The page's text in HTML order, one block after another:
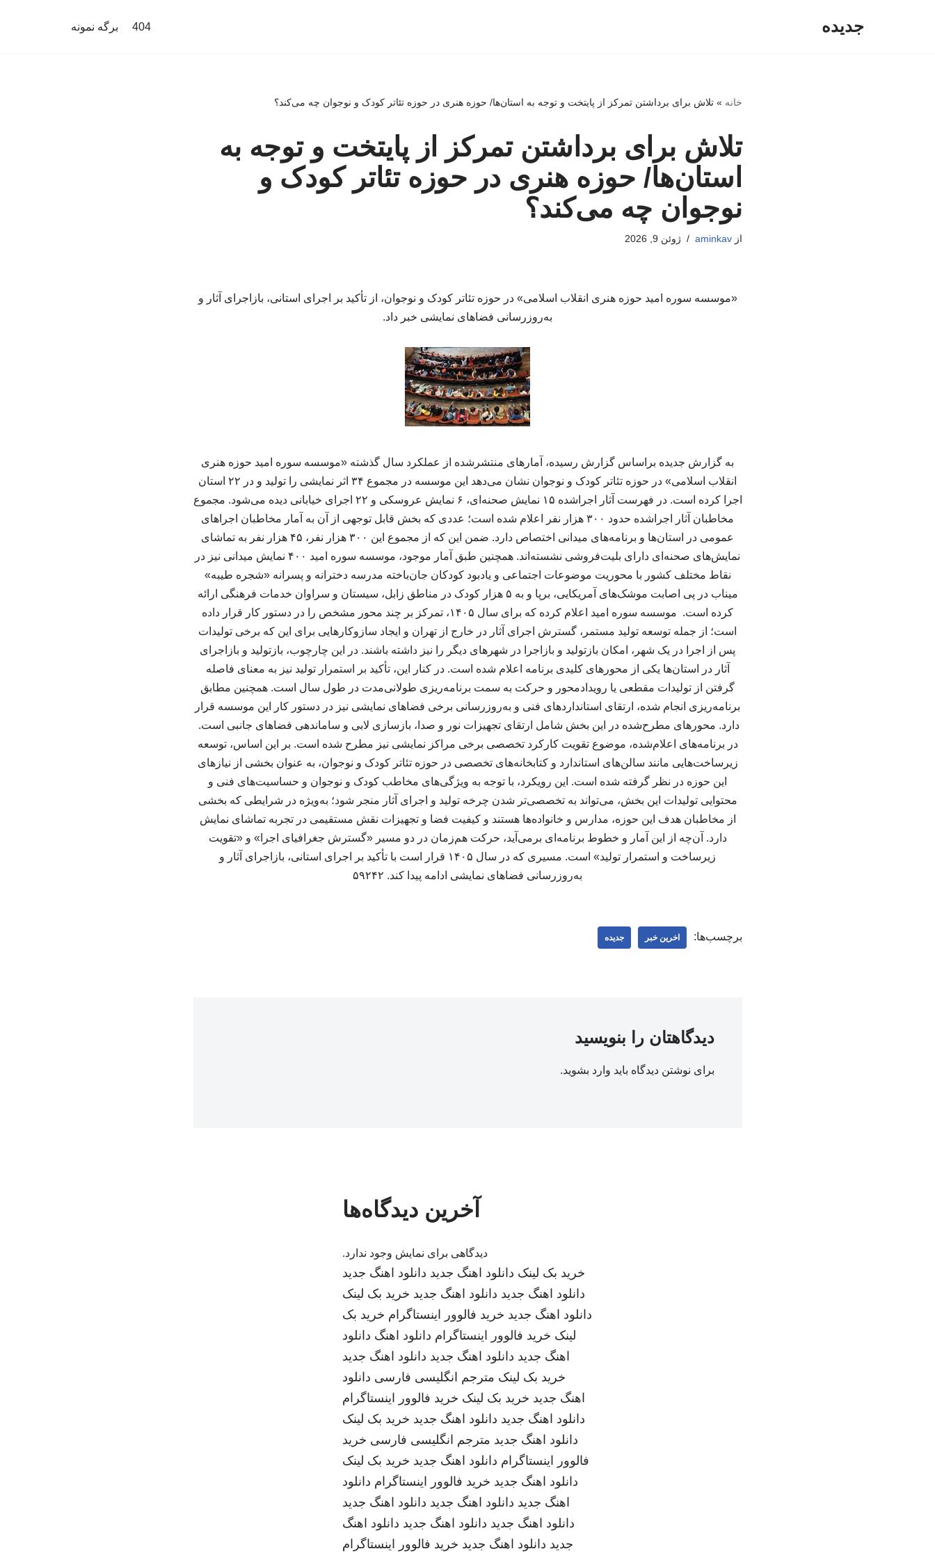
جدیده 404 برگه نمونه
خانه »تلاش برای برداشتن تمرکز از پایتخت و توجه به استان‌ها/ حوزه هنری در حوزه تئاتر کودک و نوجوان چه می‌کند؟
تلاش برای برداشتن تمرکز از پایتخت و توجه به
استان‌ها/ حوزه هنری در حوزه تئاتر کودک و
نوجوان چه می‌کند؟
ازaminkav ژوئن 9, 2026
«موسسه سوره امید حوزه هنری انقلاب اسلامی» در حوزه تئاتر کودک و نوجوان، از تأکید بر اجرای استانی، بازاجرای آثار و
به‌روزرسانی فضاهای نمایشی خبر داد.
به گزارش جدیده براساس گزارش رسیده، آمارهای منتشرشده از عملکرد سال گذشته «موسسه سوره امید حوزه هنری
انقلاب اسلامی» در حوزه تئاتر کودک و نوجوان نشان می‌دهد این موسسه در مجموع ۳۴ اثر نمایشی را تولید و در ۲۲ استان
اجرا کرده است. در فهرست آثار اجراشده ۱۵ نمایش صحنه‌ای، ۶ نمایش عروسکی و ۲۲ اجرای خیابانی دیده می‌شود. مجموع
مخاطبان آثار اجراشده حدود ۳۰۰ هزار نفر اعلام شده است؛ عددی که بخش قابل توجهی از آن به آمار مخاطبان اجراهای
عمومی در استان‌ها و برنامه‌های میدانی اختصاص دارد. ضمن این که از مجموع این ۳۰۰ هزار نفر، ۴۵ هزار نفر به تماشای
نمایش‌های صحنه‌ای دارای بلیت‌فروشی نشسته‌اند. همچنین طبق آمار موجود، موسسه سوره امید ۴۰۰ نمایش میدانی نیز در
نقاط مختلف کشور با محوریت موضوعات اجتماعی و یادبود کودکان جان‌باخته مدرسه دخترانه و پسرانه «شجره طیبه»
میناب در پی اصابت موشک‌های آمریکایی، برپا و به ۵ هزار کودک در مناطق زابل، سیستان و سراوان خدمات فرهنگی ارائه
کرده است. موسسه سوره امید اعلام کرده که برای سال ۱۴۰۵، تمرکز بر چند محور مشخص را در دستور کار قرار داده
است؛ از جمله توسعه تولید مستمر، گسترش اجرای آثار در خارج از تهران و ایجاد سازوکارهایی برای این که برخی تولیدات
پس از اجرا در یک شهر، امکان بازتولید و بازاجرا در شهرهای دیگر را نیز داشته باشند. در این چارچوب، بازتولید و بازاجرای
آثار در استان‌ها یکی از محورهای کلیدی برنامه اعلام‌ شده است. در کنار این، تأکید بر استمرار تولید نیز به معنای فاصله
گرفتن از تولیدات مقطعی یا رویدادمحور و حرکت به سمت برنامه‌ریزی طولانی‌مدت در طول سال است. همچنین مطابق
برنامه‌ریزی انجام شده، ارتقای استانداردهای فنی و به‌روزرسانی برخی فضاهای نمایشی نیز در دستور کار این موسسه قرار
دارد. محورهای مطرح‌شده در این بخش شامل ارتقای تجهیزات نور و صدا، بازسازی لابی و ساماندهی فضاهای جانبی است.
در برنامه‌های اعلام‌شده، موضوع تقویت کارکرد تخصصی برخی مراکز نمایشی نیز مطرح شده است. بر این اساس، توسعه
زیرساخت‌هایی مانند سالن‌های استاندارد و کتابخانه‌های تخصصی در حوزه تئاتر کودک و نوجوان، به عنوان بخشی از نیازهای
این حوزه در نظر گرفته شده است. این رویکرد، با توجه به ویژگی‌های مخاطب کودک و نوجوان و حساسیت‌های فنی و
محتوایی تولیدات این بخش، می‌تواند به تخصصی‌تر شدن چرخه تولید و اجرای آثار منجر شود؛ به‌ویژه در شرایطی که بخشی
از مخاطبان هدف این حوزه، مدارس و خانواده‌ها هستند و کیفیت فضا و تجهیزات نقش مستقیمی در تجربه تماشای نمایش
دارد. آن‌چه از این آمار و خطوط برنامه‌ای برمی‌آید، حرکت هم‌زمان در دو مسیر «گسترش جغرافیای اجرا» و «تقویت
زیرساخت و استمرار تولید» است. مسیری که در سال ۱۴۰۵ قرار است با تأکید بر اجرای استانی، بازاجرای آثار و
به‌روزرسانی فضاهای نمایشی ادامه پیدا کند. ۵۹۲۴۲
برچسب‌ها: اخرین خبر جدیده
دیدگاهتان را بنویسید
برای نوشتن دیدگاه باید وارد بشوید.
آخرین دیدگاه‌ها
دیدگاهی برای نمایش وجود ندارد.
خرید بک لینک دانلود اهنگ جدید دانلود اهنگ جدید
دانلود اهنگ جدید دانلود اهنگ جدید خرید بک لینک
دانلود اهنگ جدید خرید فالوور اینستاگرام خرید بک
لینک خرید فالوور اینستاگرام دانلود اهنگ دانلود
اهنگ جدید دانلود اهنگ جدید دانلود اهنگ جدید
خرید بک لینک مترجم انگلیسی فارسی دانلود
اهنگ جدید خرید بک لینک خرید فالوور اینستاگرام
دانلود اهنگ جدید دانلود اهنگ جدید خرید بک لینک
دانلود اهنگ جدید مترجم انگلیسی فارسی خرید
فالوور اینستاگرام دانلود اهنگ جدید خرید بک لینک
دانلود اهنگ جدید خرید فالوور اینستاگرام دانلود
اهنگ جدید دانلود اهنگ جدید دانلود اهنگ جدید
دانلود اهنگ جدید دانلود اهنگ جدید دانلود اهنگ
جدید دانلود اهنگ جدید خرید فالوور اینستاگرام